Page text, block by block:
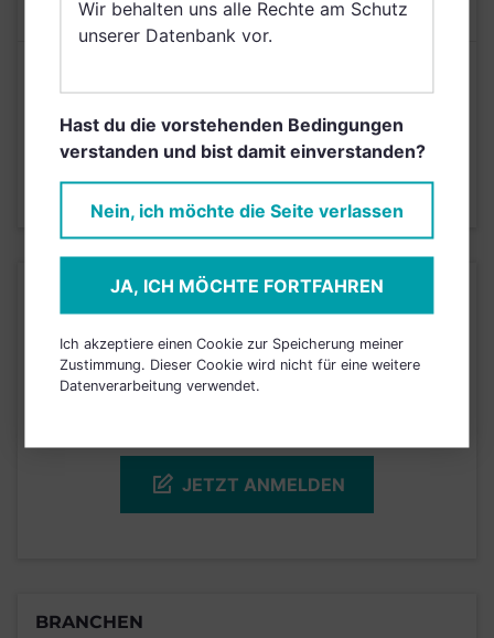
KOSTEN
1 2 3 4 5 6 7
KURSENTWICKLUNG
Einfach und kostenlos
registrieren, um dieses Feature
JETZT ANMELDEN
BRANCHEN
Wir behalten uns alle Rechte am Schutz
unserer Datenbank vor.
Hast du die vorstehenden Bedingungen
verstanden und bist damit einverstanden?
Nein, ich möchte die Seite verlassen
JA, ICH MÖCHTE FORTFAHREN
Ich akzeptiere einen Cookie zur Speicherung meiner
Zustimmung. Dieser Cookie wird nicht für eine weitere
Datenverarbeitung verwendet.